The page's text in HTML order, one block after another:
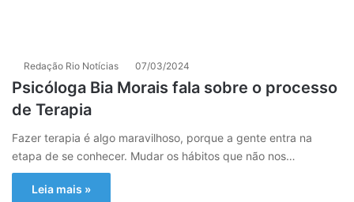
Redação Rio Notícias 07/03/2024
Psicóloga Bia Morais fala sobre o processo
de Terapia
Fazer terapia é algo maravilhoso, porque a gente entra na
etapa de se conhecer. Mudar os hábitos que não nos…
Leia mais »